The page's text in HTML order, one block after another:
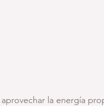
la energía